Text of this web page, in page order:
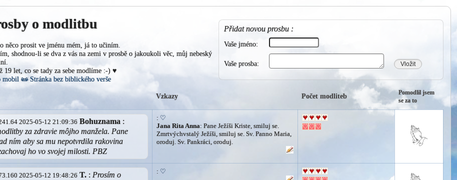
o modlitbu
něco prosit ve jménu mém, já to učiním.
shodnou-li se dva z vás na zemi v prosbě o jakoukoli věc, můj nebeský
19 let, co se tady za sebe modlíme :-) ♥
mobil 📜Stránka bez biblického verše
Přidat novou prosbu :
Vaše jméno:
Vaše prosba: Vložit
Vzkazy Počet modliteb
Pomodlil jsem
se za to
2025-05-12 21:09:36 Bohuznama :
za zdravie môjho manžela. Pane
ním aby sa mu nepotvrdila rakovina
ho vo svojej milosti. PBZ
: ♡
Jana Rita Anna: Pane Ježíši Kriste, smiluj se.
Zmrtvýchvstalý Ježíši, smiluj se. Sv. Panno Maria,
oroduj. Sv. Pankráci, oroduj.
2025-05-12 19:48:26 T. : Prosím o
: ♡